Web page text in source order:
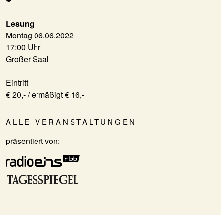
Lesung
Montag 06.06.2022
17:00 Uhr
Großer Saal
Eintritt
€ 20,- / ermäßigt € 16,-
ALLE VERANSTALTUNGEN
präsentiert von: